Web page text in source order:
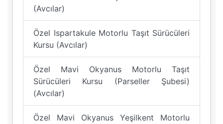
(Avcılar)
Özel Ispartakule Motorlu Taşıt Sürücüleri
Kursu (Avcılar)
Özel Mavi Okyanus Motorlu Taşıt
Sürücüleri Kursu (Parseller Şubesi)
(Avcılar)
Özel Mavi Okyanus Yeşilkent Motorlu